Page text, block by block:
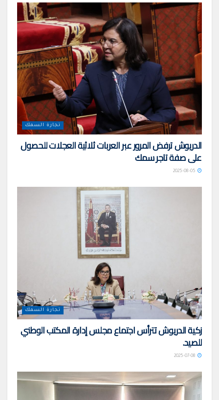
تجارة السمك
الدريوش ترفض المرور عبر العربات ثلاثية العجلات للحصول
على صفة تاجر سمك
تجارة السمك
زكية الدريوش تترأس اجتماع مجلس إدارة المكتب الوطني
للصيد.